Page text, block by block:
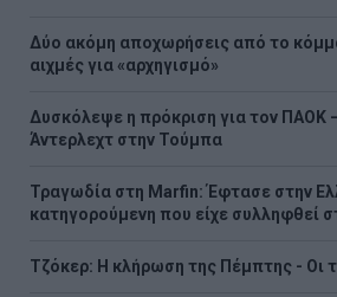
Δύο ακόμη αποχωρήσεις από το
αιχμές για «αρχηγισμό»
Δυσκόλεψε η πρόκριση για τον ΠΑΟΚ
Άντερλεχτ στην Τούμπα
Τραγωδία στη Marfin: Έφτασε στην
κατηγορούμενη που είχε συλληφθεί
Τζόκερ: Η κλήρωση της Πέμπτης - Οι